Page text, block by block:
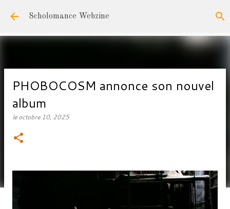
Accéder au contenu principal
Scholomance Webzine
PHOBOCOSM annonce son nouvel
album
leoctobre 10, 2025